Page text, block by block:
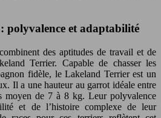
polyvalence et adaptabilité
des aptitudes de travail et de
Terrier. Capable de chasser les
fidèle, le Lakeland Terrier est un
Il a une hauteur au garrot idéale entre
moyen de 7 à 8 kg. Leur polyvalence
et de l’histoire complexe de leur